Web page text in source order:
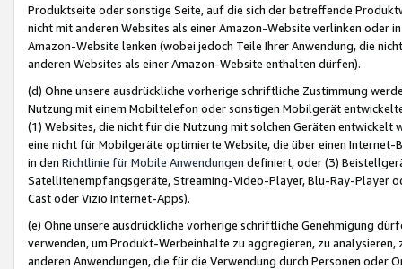
Produktseite oder sonstige Seite, auf die sich der betreffende
nicht mit anderen Websites als einer Amazon-Website verlinken oder
Amazon-Website lenken (wobei jedoch Teile Ihrer Anwendung, die
anderen Websites als einer Amazon-Website enthalten dürfen).
(d) Ohne unsere ausdrückliche vorherige schriftliche Zustimmung
Nutzung mit einem Mobiltelefon oder sonstigen Mobilgerät
(1) Websites, die nicht für die Nutzung mit solchen Geräten
eine nicht für Mobilgeräte optimierte Website, die über einen
in den Richtlinie für Mobile Anwendungen definiert, oder (3)
Satellitenempfangsgeräte, Streaming-Video-Player, Blu-Ray-Player
Cast oder Vizio Internet-Apps).
(e) Ohne unsere ausdrückliche vorherige schriftliche Genehmigung
verwenden, um Produkt-Werbeinhalte zu aggregieren, zu
anderen Anwendungen, die für die Verwendung durch Personen